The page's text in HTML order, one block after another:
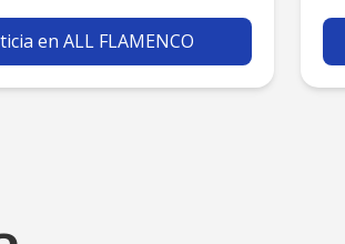
en ALL FLAMENCO